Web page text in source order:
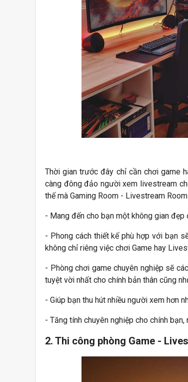
Thời gian trước đây chỉ cần chơi game
càng đông đảo người xem livestream
thế mà Gaming Room - Livestream
- Mang đến cho bạn một không gian
- Phong cách thiết kế phù hợp với bạn
không chỉ riêng việc chơi Game hay
- Phòng chơi game chuyên nghiệp sẽ
tuyệt vời nhất cho chính bản thân cũng
- Giúp bạn thu hút nhiều người xem hơn
- Tăng tính chuyên nghiệp cho chính
2. Thi công phòng Game -